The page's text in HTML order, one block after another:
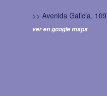
>> Avenida Galicia,
ver en google maps